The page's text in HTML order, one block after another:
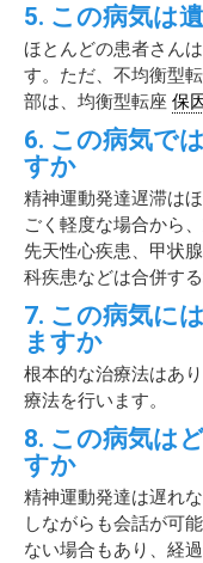
5. この病気は
ほとんどの患者さん
す。ただ、不均衡型
部は、均衡型転座 保
6. この病気で
すか
精神運動発達遅滞は
ごく軽度な場合から
先天性心疾患、甲状
科疾患などは合併す
7. この病気に
ますか
根本的な治療法はあ
療法を行います。
8. この病気は
すか
精神運動発達は遅れ
しながらも会話が可
ない場合もあり、経